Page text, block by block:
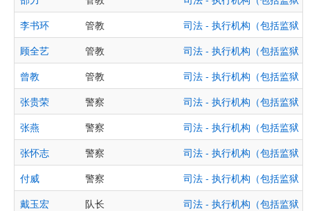
李书环
管教
司法 - 执行机构（包括监狱
顾全艺
管教
司法 - 执行机构（包括监狱
曾教
管教
司法 - 执行机构（包括监狱
张贵荣
警察
司法 - 执行机构（包括监狱
张燕
警察
司法 - 执行机构（包括监狱
张怀志
警察
司法 - 执行机构（包括监狱
付威
警察
司法 - 执行机构（包括监狱
戴玉宏
队长
司法 - 执行机构（包括监狱